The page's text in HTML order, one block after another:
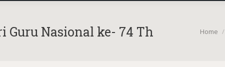
Nasional ke- 74 Th You
Home